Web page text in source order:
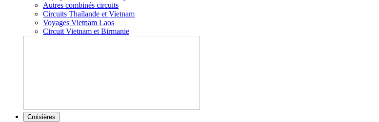
Autres combinés circuits
Circuits Thaïlande et Vietnam
Voyages Vietnam Laos
Circuit Vietnam et Birmanie
Croisières